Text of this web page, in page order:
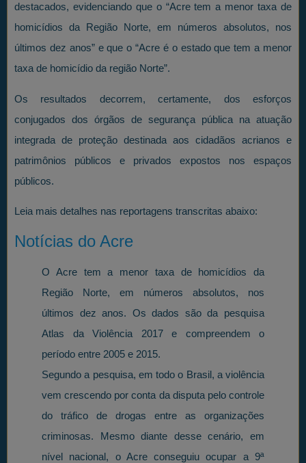
destacados, evidenciando que o “Acre tem a menor taxa de
homicídios da Região Norte, em números absolutos, nos
últimos dez anos” e que o “Acre é o estado que tem a menor
taxa de homicídio da região Norte”.
Os resultados decorrem, certamente, dos esforços
conjugados dos órgãos de segurança pública na atuação
integrada de proteção destinada aos cidadãos acrianos e
patrimônios públicos e privados expostos nos espaços
públicos.
Leia mais detalhes nas reportagens transcritas abaixo:
Notícias do Acre
O Acre tem a menor taxa de homicídios da
Região Norte, em números absolutos, nos
últimos dez anos. Os dados são da pesquisa
Atlas da Violência 2017 e compreendem o
período entre 2005 e 2015.
Segundo a pesquisa, em todo o Brasil, a violência
vem crescendo por conta da disputa pelo controle
do tráfico de drogas entre as organizações
criminosas. Mesmo diante desse cenário, em
nível nacional, o Acre conseguiu ocupar a 9ª